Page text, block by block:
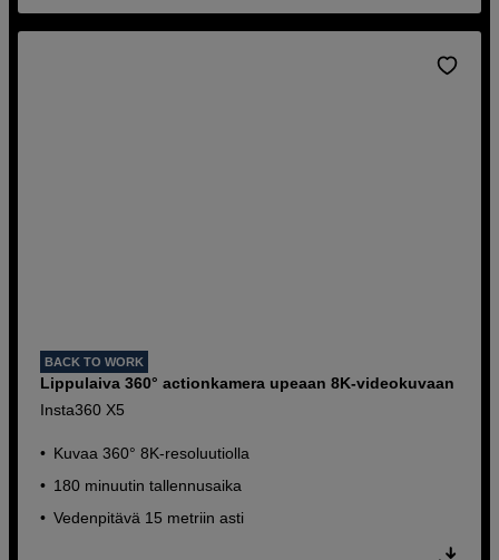
BACK TO WORK
Lippulaiva 360° actionkamera upeaan 8K-videokuvaan
Insta360 X5
Kuvaa 360° 8K-resoluutiolla
180 minuutin tallennusaika
Vedenpitävä 15 metriin asti